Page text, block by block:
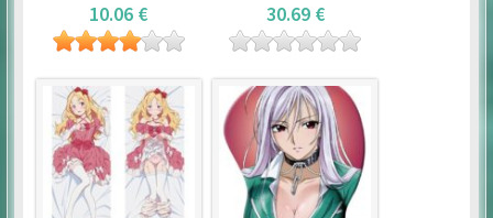
10.06 € 30.69 €